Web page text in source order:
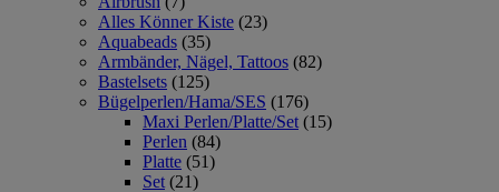
Alles Könner Kiste (23)
Aquabeads (35)
Armbänder, Nägel, Tattoos (82)
Bastelsets (125)
Bügelperlen/Hama/SES (176)
Maxi Perlen/Platte/Set (15)
Perlen (84)
Platte (51)
Set (21)